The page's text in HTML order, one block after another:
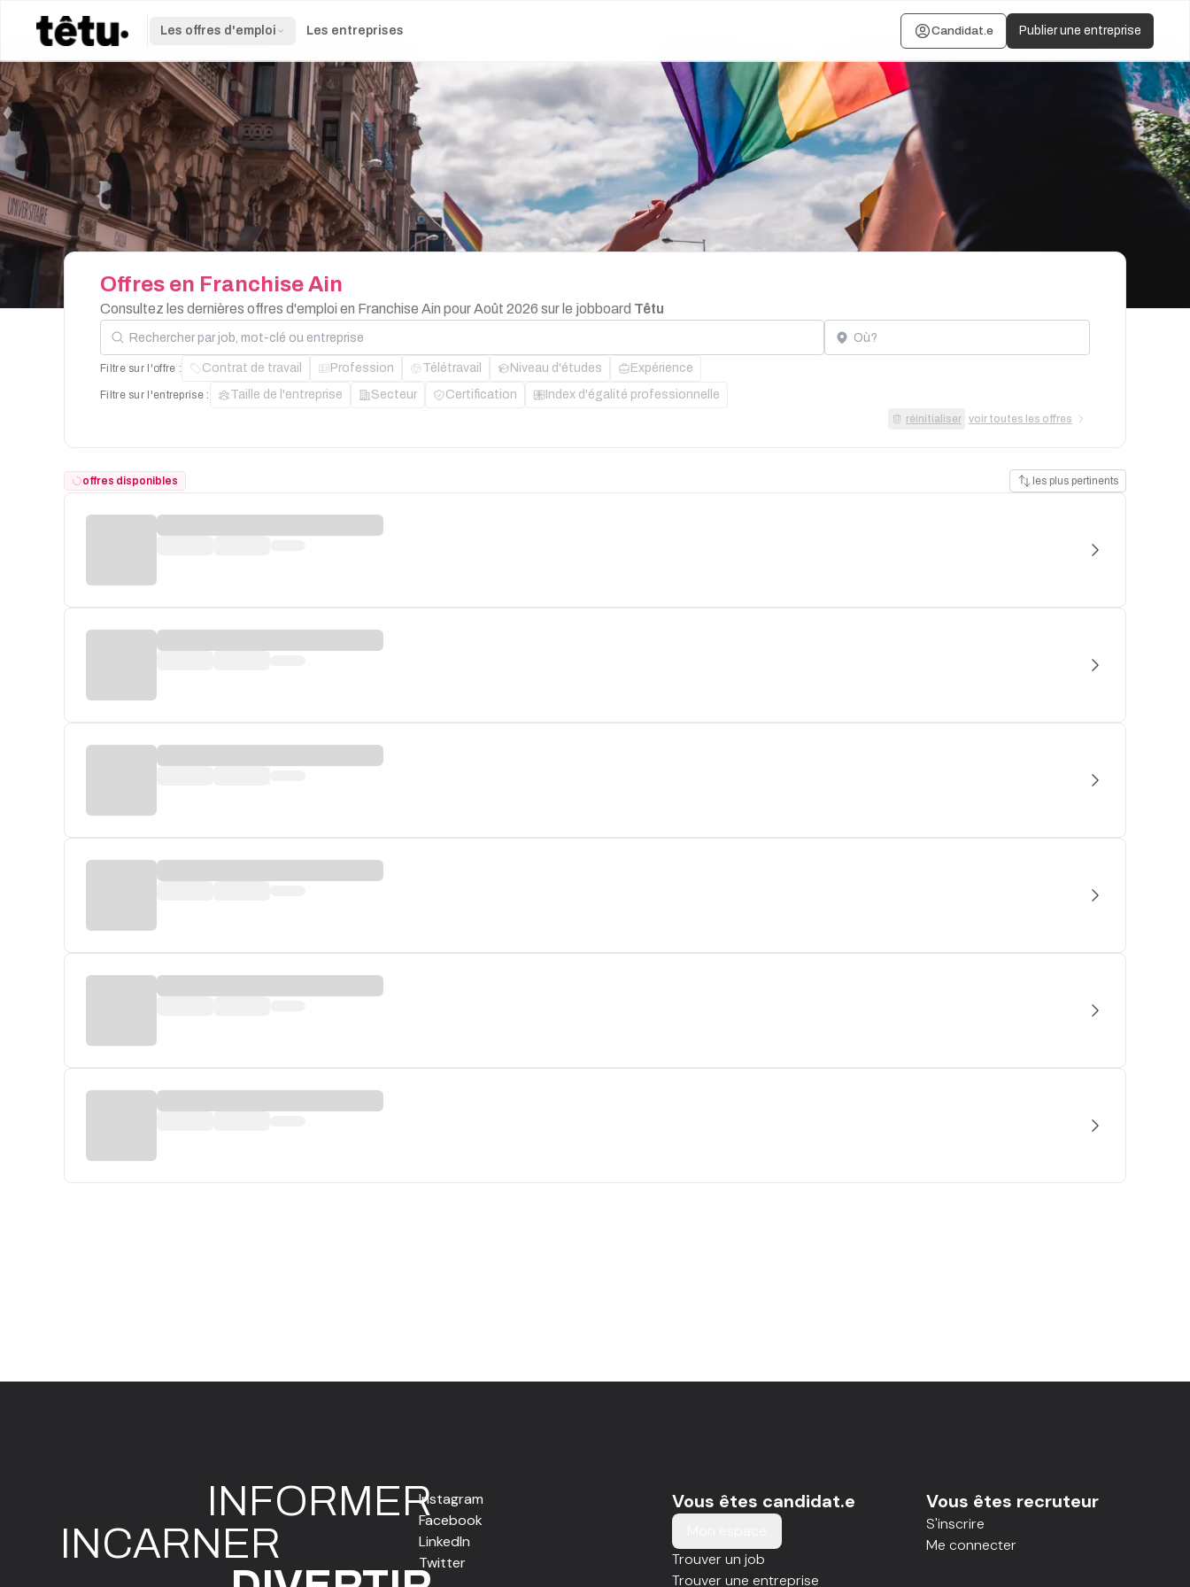
Les offres d'emploi Les entreprises Candidat.e Publier une entreprise
Offres en FranchiseAin
Consultez les dernières offres d'emploi en Franchise Ain pour Août 2026 sur le jobboard Têtu
Rechercher par job, mot-clé ou entreprise Localisation
Filtre sur l'offre : Contrat de travail Profession Télétravail Niveau d'études Expérience
Filtre sur l'entreprise : Taille de l'entreprise Secteur Certification Index d'égalité professionnelle
réinitialiser voir toutes les offres
offres disponibles les plus pertinents
INFORMER
INCARNER
Instagram
Facebook
LinkedIn
Twitter
Vous êtes candidat.e
Trouver un job
Trouver une entreprise
Vous êtes recruteur
S'inscrire
Me connecter